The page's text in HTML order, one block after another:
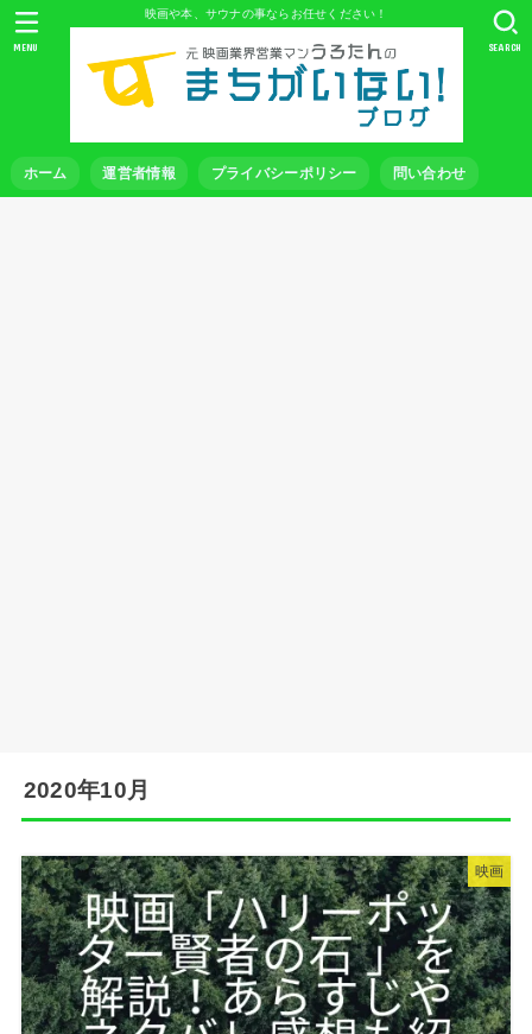
映画や本、サウナの事ならお任せください！
ホーム 運営者情報 プライバシーポリシー 問い合わせ
SEARCH
MENU
2020年10月
映画